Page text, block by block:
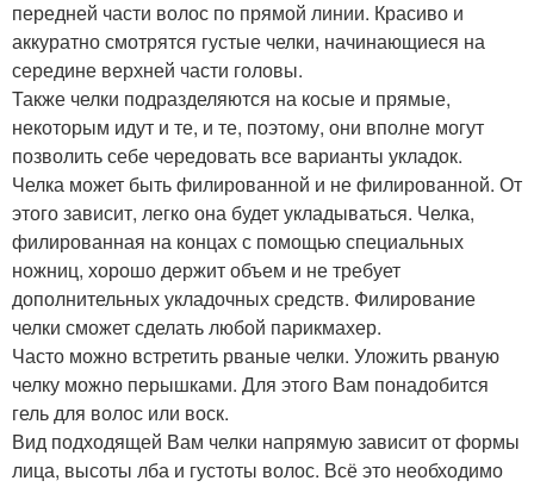
передней части волос по прямой линии. Красиво и
аккуратно смотрятся густые челки, начинающиеся на
середине верхней части головы.
Также челки подразделяются на косые и прямые,
некоторым идут и те, и те, поэтому, они вполне могут
позволить себе чередовать все варианты укладок.
Челка может быть филированной и не филированной. От
этого зависит, легко она будет укладываться. Челка,
филированная на концах с помощью специальных
ножниц, хорошо держит объем и не требует
дополнительных укладочных средств. Филирование
челки сможет сделать любой парикмахер.
Часто можно встретить рваные челки. Уложить рваную
челку можно перышками. Для этого Вам понадобится
гель для волос или воск.
Вид подходящей Вам челки напрямую зависит от формы
лица, высоты лба и густоты волос. Всё это необходимо